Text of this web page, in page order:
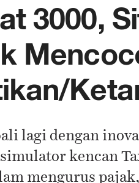
3000,
lagi dengan
kencan
mengurus